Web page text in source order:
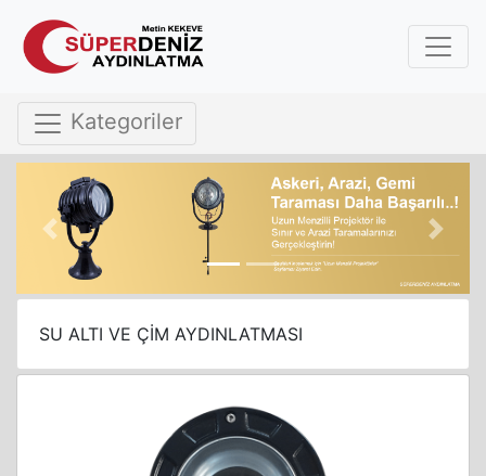
Kategoriler
Previous Next
SU ALTI VE ÇİM AYDINLATMASI